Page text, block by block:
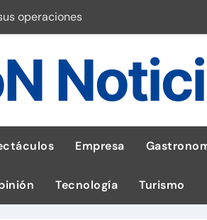
operaciones
Meridianbet y gana una jugada gratis
de un volcán
Empresa
Tecnología Turismo